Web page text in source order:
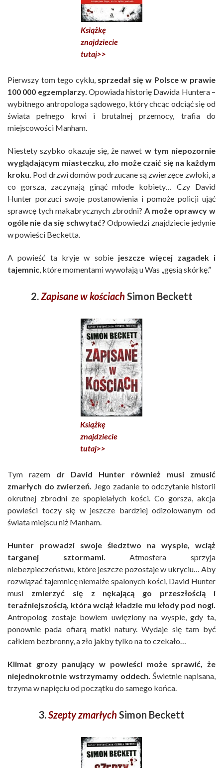
Książkę
znajdziecie
tutaj>>
Pierwszy tom tego cyklu,sprzedał się w Polsce w prawie
100 000 egzemplarzy. Opowiada historię Dawida Huntera –
wybitnego antropologa sądowego, który chcąc odciąć się od
świata pełnego krwi i brutalnej przemocy, trafia do
miejscowości Manham.
Niestety szybko okazuje się, że nawet w tym niepozornie
wyglądającym miasteczku, zło może czaić się na każdym
kroku. Pod drzwi domów podrzucane są zwierzęce zwłoki, a
co gorsza, zaczynają ginąć młode kobiety… Czy David
Hunter porzuci swoje postanowienia i pomoże policji ująć
sprawcę tych makabrycznych zbrodni? A może oprawcy w
ogóle nie da się schwytać? Odpowiedzi znajdziecie jedynie
w powieści Becketta.
A powieść ta kryje w sobiejeszcze więcej zagadek i
tajemnic, które momentami wywołają u Was „gęsią skórkę.”
2.Zapisane w kościach Simon Beckett
Książkę
znajdziecie
tutaj>>
Tym razem dr David Hunter również musi zmusić
zmarłych do zwierzeń.
Jego zadanie to odczytanie historii
okrutnej zbrodni ze spopielałych kości. Co gorsza, akcja
powieści toczy się w jeszcze bardziej odizolowanym od
świata miejscu niż Manham.
Hunter prowadzi swoje śledztwo na wyspie, wciąż
targanej sztormami.
Atmosfera sprzyja
niebezpieczeństwu, które jeszcze pozostaje w ukryciu… Aby
rozwiązać tajemnicę niemalże spalonych kości, David Hunter
musi zmierzyć się z nękającą go przeszłością i
teraźniejszością, która wciąż kładzie mu kłody pod nogi.
Antropolog zostaje bowiem uwięziony na wyspie, gdy ta,
ponownie pada ofiarą matki natury. Wydaje się tam być
całkiem bezbronny, a zło jakby tylko na to czekało…
Klimat grozy panujący w powieści może sprawić, że
niejednokrotnie wstrzymamy oddech. Świetnie napisana,
trzyma w napięciu od początku do samego końca.
3.Szepty zmarłych Simon Beckett